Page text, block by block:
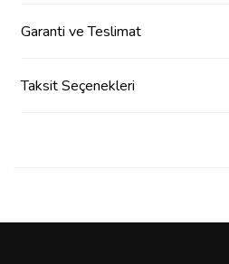
Garanti ve Teslimat
Taksit Seçenekleri